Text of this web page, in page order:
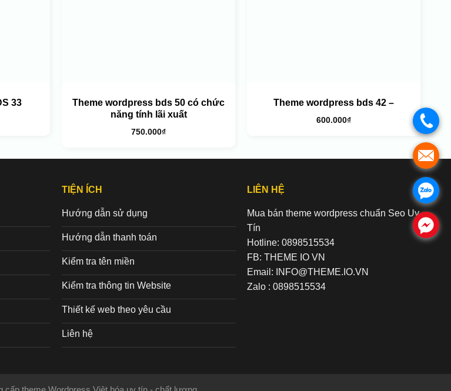
33
Theme wordpress bds 50 có chức
năng tính lãi xuất
750.000₫
Theme wordpress bds 42 –
600.000₫
TIỆN ÍCH
Hướng dẫn sử dụng
Hướng dẫn thanh toán
Kiểm tra tên miền
Kiểm tra thông tin Website
Thiết kế web theo yêu cầu
Liên hệ
LIÊN HỆ
Mua bán theme wordpress chuẩn Seo Uy
Tín
Hotline: 0898515534
FB: THEME IO VN
Email: INFO@THEME.IO.VN
Zalo : 0898515534
.
.
.
.